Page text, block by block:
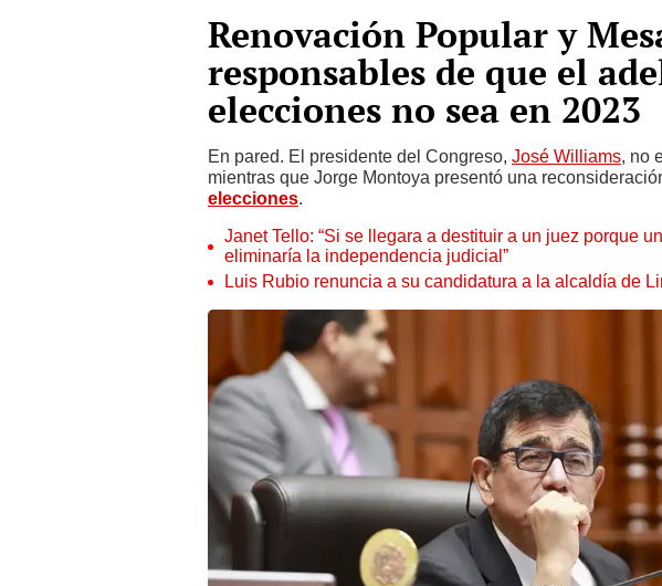
Renovación Popular y
responsables de que el
elecciones no sea en 2023
En pared. El presidente del Congreso, José Williams, no
mientras que Jorge Montoya presentó una
elecciones.
Janet Tello: “Si se llegara a destituir a un juez porque
eliminaría la independencia judicial”
Luis Rubio renuncia a su candidatura a la alcaldía de